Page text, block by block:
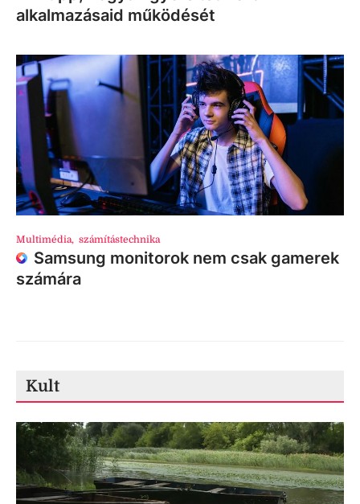
alkalmazásaid működését
Multimédia, számítástechnika
Samsung monitorok nem csak gamerek
számára
Kult